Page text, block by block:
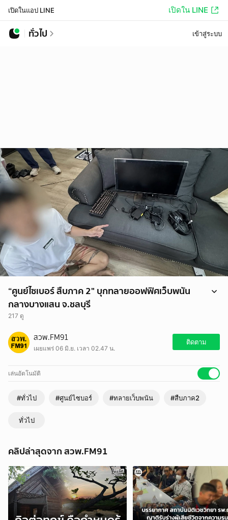
เปิดในแอป LINE เปิดใน LINE
ทั่วไป เข้าสู่ระบบ
“ศูนย์ไซเบอร์ สืบภาค 2" บุกทลายออฟฟิศเว็บพนัน
กลางบางแสน จ.ชลบุรี
217 ดู
“ศูนย์ไซเบอร์ สืบภาค 2" บุกทลายออฟฟิศเว็บพนันกลางบางแสน จ.ชลบุรี
ยึดของกลางนับสิบ พบเงินหมุนเวียนทะลุ 50 ล้านบาท
https://www.fm91bkk.com/newsarticle/73263
สวพ.FM91
เผยแพร่ 06 มิ.ย. เวลา 02.47 น.
ติดตาม
เล่นอัตโนมัติ
#ทั่วไป #ศูนย์ไซบอร์ #ทลายเว็บพนัน #สืบภาค2
ทั่วไป
คลิปล่าสุดจาก สวพ.FM91